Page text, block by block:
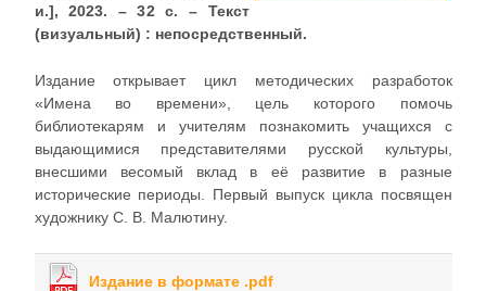
и.], 2023. – 32 с. – Текст
(визуальный) : непосредственный.
Издание открывает цикл методических разработок
«Имена во времени», цель которого помочь
библиотекарям и учителям познакомить учащихся с
выдающимися представителями русской культуры,
внесшими весомый вклад в её развитие в разные
исторические периоды. Первый выпуск цикла посвящен
художнику С. В. Малютину.
Издание в формате .pdf